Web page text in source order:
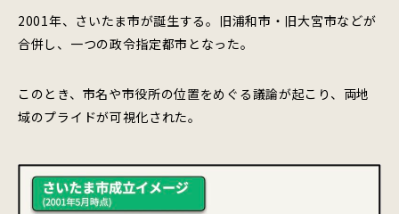
2001年、さいたま市が誕生する。旧浦和市・旧大宮市などが
合併し、一つの政令指定都市となった。
このとき、市名や市役所の位置をめぐる議論が起こり、両地
域のプライドが可視化された。